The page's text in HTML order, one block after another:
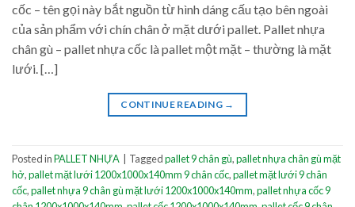
cốc – tên gọi này bắt nguồn từ hình dáng cấu tạo bên ngoài
của sản phẩm với chín chân ở mặt dưới pallet. Pallet nhựa
chân gù – pallet nhựa cốc là pallet một mặt – thường là mặt
lưới. […]
CONTINUE READING →
Posted inPALLET NHỰA Taggedpallet 9 chân gù,pallet nhựa chân gù mặt
hở,pallet mặt lưới 1200x1000x140mm 9 chân cốc,pallet mặt lưới 9 chân
cốc,pallet nhựa 9 chân gù mặt lưới 1200x1000x140mm,pallet nhựa cốc 9